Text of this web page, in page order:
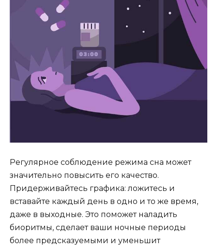
Регулярное соблюдение режима сна может
значительно повысить его качество.
Придерживайтесь графика: ложитесь и
вставайте каждый день в одно и то же время,
даже в выходные. Это поможет наладить
биоритмы, сделает ваши ночные периоды
более предсказуемыми и уменьшит